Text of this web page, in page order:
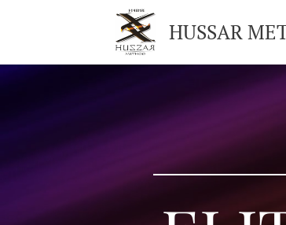
HUSSAR